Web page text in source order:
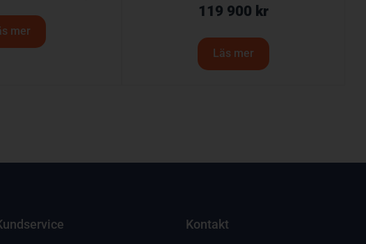
mer
119 900 kr
Läs mer
Kontakt